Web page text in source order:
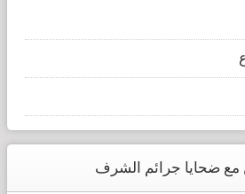
مع ضحايا جرائم الشرف